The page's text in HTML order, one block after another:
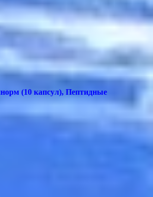
(10 капсул), Пептидные